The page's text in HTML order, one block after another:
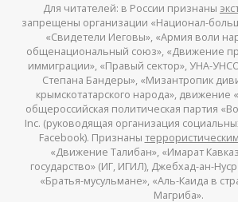
Для читателей: в России признаны
запрещены организации «Национал-
«Свидетели Иеговы», «Армия воли
общенациональный союз», «Движение
иммиграции», «Правый сектор», УНА-
Степана Бандеры», «Мизантропик
крымскотатарского народа», движение
общероссийская политическая партия
Inc. (руководящая организация
Facebook). Признаны
«Движение Талибан», «Имарат
государство» (ИГ, ИГИЛ), Джебхад-ан-
«Братья-мусульмане», «Аль-Каида в
Магриба».